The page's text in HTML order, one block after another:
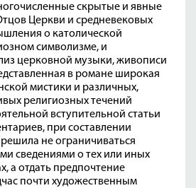
скрытые и явные
Церкви и средневековых
о католической
символизме, и
церковной музыки, живописи
в романе широкая
мистики и различных,
религиозных течений
вступительной статьи
при составлении
не ограничиваться
сведениями о тех или иных
а отдать предпочтение
почти художественным